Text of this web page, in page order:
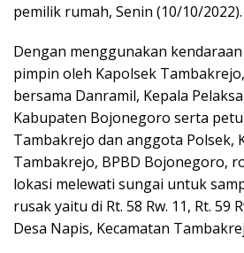
pemilik rumah, Senin (10/10/2022).
Dengan menggunakan
pimpin oleh Kapolsek
bersama Danramil, Kepala
Kabupaten Bojonegoro serta
Tambakrejo dan anggota Polsek,
Tambakrejo, BPBD Bojonegoro,
lokasi melewati sungai untuk
rusak yaitu di Rt. 58 Rw. 11, Rt. 59
Desa Napis, Kecamatan